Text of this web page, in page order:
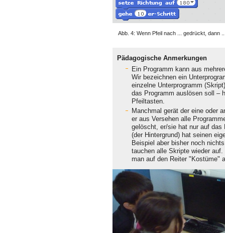
Abb. 4: Wenn Pfeil nach ... gedrückt, dann
Pädagogische Anmerkungen
Ein Programm kann aus
Wir bezeichnen ein
einzelne Unterprogramm
das Programm auslösen soll –
Pfeiltasten.
Manchmal gerät der eine oder
er aus Versehen alle
gelöscht, er/sie hat nur auf
(der Hintergrund) hat seinen
Beispiel aber bisher noch
tauchen alle Skripte wieder
man auf den Reiter "Kostüme"